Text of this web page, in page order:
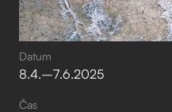
Datum
8.4.–⁠7.6.2025
Čas